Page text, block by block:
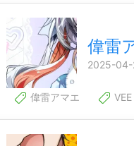
偉雷
2025-04-
偉雷アマエ VEE